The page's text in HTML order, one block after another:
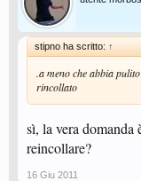
stipno ha scritto: ↑
.a meno che abbia
rincollato
sì, la vera
reincollare?
16 Giu 2011